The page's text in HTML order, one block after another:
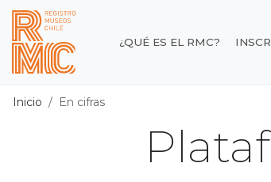
Contenido principal
Registro de
¿QUÉ ES EL RMC?
Inicio En cifras